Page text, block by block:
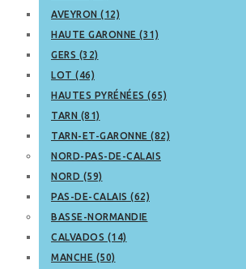
AVEYRON (12)
HAUTE GARONNE (31)
GERS (32)
LOT (46)
HAUTES PYRÉNÉES (65)
TARN (81)
TARN-ET-GARONNE (82)
NORD-PAS-DE-CALAIS
NORD (59)
PAS-DE-CALAIS (62)
BASSE-NORMANDIE
CALVADOS (14)
MANCHE (50)